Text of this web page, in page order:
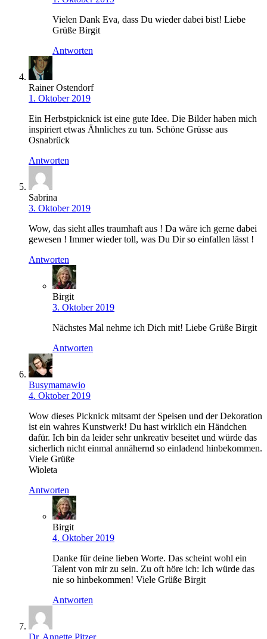
Vielen Dank Eva, dass Du wieder dabei bist! Liebe
Grüße Birgit
Antworten
Rainer Ostendorf
1. Oktober 2019
Ein Herbstpicknick ist eine gute Idee. Die Bilder haben mich
inspiriert etwas Ähnliches zu tun. Schöne Grüsse aus
Osnabrück
Antworten
Sabrina
3. Oktober 2019
Wow, das sieht alles traumhaft aus ! Da wäre ich gerne dabei
gewesen ! Immer wieder toll, was Du Dir so einfallen lässt !
Antworten
Birgit
3. Oktober 2019
Nächstes Mal nehme ich Dich mit! Liebe Grüße Birgit
Antworten
Busymamawio
4. Oktober 2019
Wow dieses Picknick mitsamt der Speisen und der Dekoration
ist ein wahres Kunstwerk! Du hast wirklich ein Händchen
dafür. Ich bin da leider sehr unkreativ beseitet und würde das
sicherlich nicht einmal annähernd so einladend hinbekommen.
Viele Grüße
Wioleta
Antworten
Birgit
4. Oktober 2019
Danke für deine lieben Worte. Das scheint wohl ein
Talent von mir zu sein. Zu oft höre ich: Ich würde das
nie so hinbekommen! Viele Grüße Birgit
Antworten